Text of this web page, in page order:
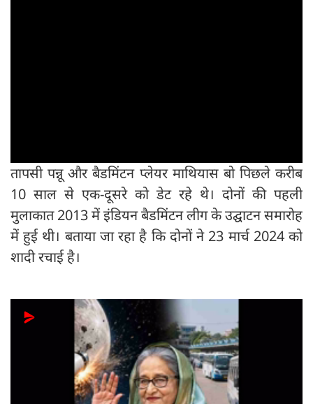
तापसी पन्नू और बैडमिंटन प्लेयर माथियास बो पिछले करीब
10 साल से एक-दूसरे को डेट रहे थे। दोनों की पहली
मुलाकात 2013 में इंडियन बैडमिंटन लीग के उद्घाटन समारोह
में हुई थी। बताया जा रहा है कि दोनों ने 23 मार्च 2024 को
शादी रचाई है।